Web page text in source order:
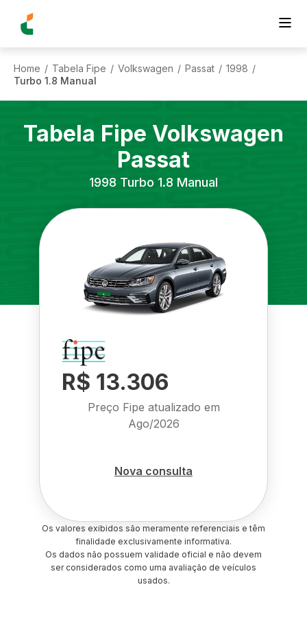
Home / Tabela Fipe / Volkswagen / Passat / 1998 /
Turbo 1.8 Manual
Tabela Fipe Volkswagen
Passat
1998 Turbo 1.8 Manual
R$ 13.306
Preço Fipe atualizado em
Ago/2026
Nova consulta
Os valores exibidos são meramente referenciais e têm
finalidade exclusivamente informativa.
Os dados não possuem validade oficial e não devem
ser considerados como uma avaliação de veículos
usados.